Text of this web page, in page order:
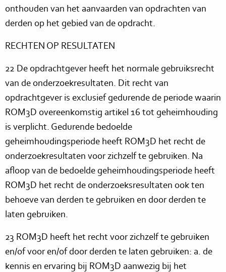
onthouden van het aanvaarden van opdrachten van
derden op het gebied van de opdracht.
RECHTEN OP RESULTATEN
22 De opdrachtgever heeft het normale gebruiksrecht
van de onderzoekresultaten. Dit recht van
opdrachtgever is exclusief gedurende de periode waarin
ROM3D overeenkomstig artikel 16 tot geheimhouding
is verplicht. Gedurende bedoelde
geheimhoudingsperiode heeft ROM3D het recht de
onderzoekresultaten voor zichzelf te gebruiken. Na
afloop van de bedoelde geheimhoudingsperiode heeft
ROM3D het recht de onderzoeksresultaten ook ten
behoeve van derden te gebruiken en door derden te
laten gebruiken.
23 ROM3D heeft het recht voor zichzelf te gebruiken
en/of voor en/of door derden te laten gebruiken: a. de
kennis en ervaring bij ROM3D aanwezig bij het